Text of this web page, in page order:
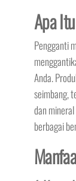
Apa
Pengganti
Anda.
seimbang,
dan
berbagai